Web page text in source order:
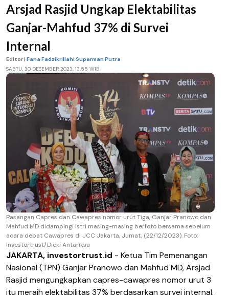
Arsjad Rasjid Ungkap Elektabilitas
Ganjar-Mahfud 37% di Survei
Internal
Editor | Fana Fadzikrillahi Suparman Putra
SABTU, 30 DESEMBER 2023, 13.55 WIB
Pasangan Capres dan Cawapres nomor urut Tiga, Ganjar Pranowo dan
Mahfud MD didampingi istri masing-masing berfoto bersama sebelum
acara debat Cawapres di JCC Jakarta, Jumat, (22/12/2023). Foto:
Investortrust/Dicki Antariksa
JAKARTA, investortrust.id - Ketua Tim Pemenangan
Nasional (TPN) Ganjar Pranowo dan Mahfud MD, Arsjad
Rasjid mengungkapkan capres-cawapres nomor urut 3
itu meraih elektabilitas 37% berdasarkan survei internal.